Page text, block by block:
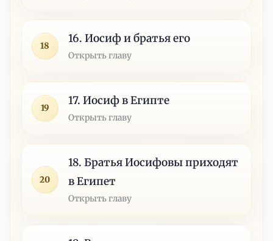
18
16. Иосиф и братья его
Открыть главу
19
17. Иосиф в Египте
Открыть главу
20
18. Братья Иосифовы приходят
в Египет
Открыть главу